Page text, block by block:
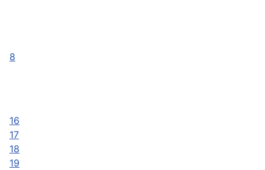
8
16
17
18
19